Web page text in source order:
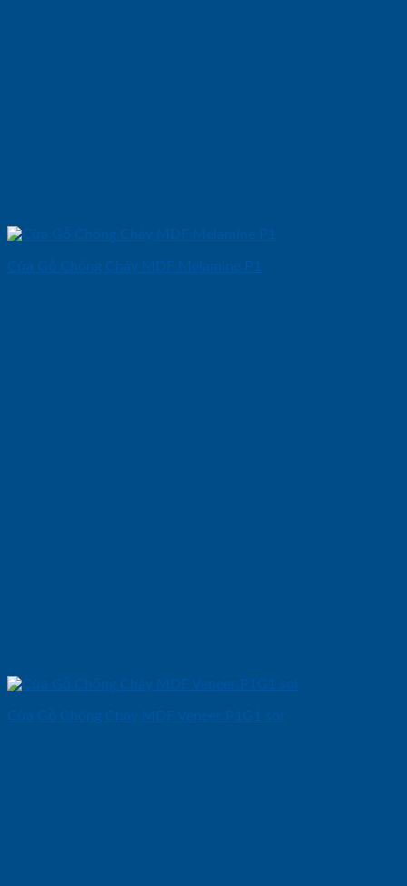
Cửa Gỗ Chống Cháy MDF Melamine P1
Cửa Gỗ Chống Cháy MDF Veneer P1G1 soi